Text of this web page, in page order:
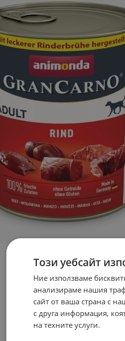
Този уебсайт
Ние използваме
анализираме нашия
сайт от ваша страна с
с друга информация,
на техните услуги.